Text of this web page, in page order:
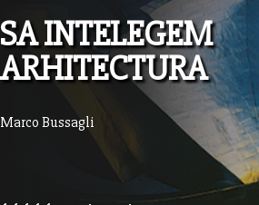
SA INTELEGEM
ARHITECTURA
Marco Bussagli